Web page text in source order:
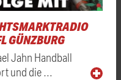
GÜNZBURG
Jahn Handball
und die …